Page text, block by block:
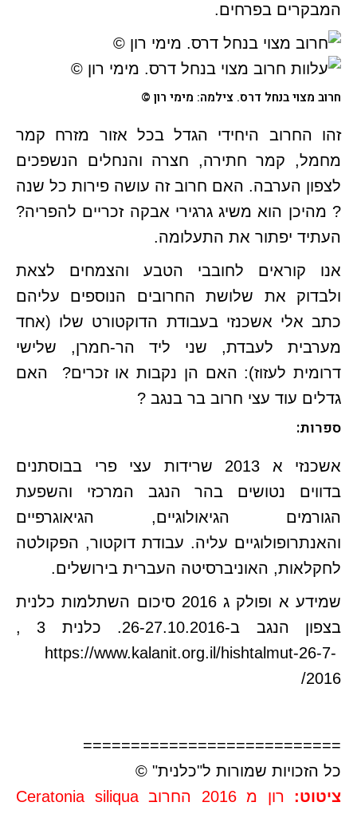
המבקרים בפרחים.
חרוב מצוי בנחל דרס. צילמה: מימי רון ©
זהו החרוב היחידי הגדל בכל אזור מזרח קמר
מחמל, קמר חתירה, חצרה והנחלים הנשפכים
לצפון הערבה. האם חרוב זה עושה פירות כל שנה
? מהיכן הוא משיג גרגירי אבקה זכריים להפריה?
העתיד יפתור את התעלומה.
אנו קוראים לחובבי הטבע והצמחים לצאת
ולבדוק את שלושת החרובים הנוספים עליהם
כתב אלי אשכנזי בעבודת הדוקטורט שלו (אחד
מערבית לעבדת, שני ליד הר-חמרן, שלישי
דרומית לעזוז): האם הן נקבות או זכרים? האם
גדלים עוד עצי חרוב בר בנגב ?
ספרות:
אשכנזי א 2013 שרידות עצי פרי בבוסתנים
בדווים נטושים בהר הנגב המרכזי והשפעת
הגורמים הגיאולוגיים, הגיאוגרפיים
והאנתרופולוגיים עליה. עבודת דוקטור, הפקולטה
לחקלאות, האוניברסיטה העברית בירושלים.
שמידע א ופולק ג 2016 סיכום השתלמות כלנית
בצפון הנגב ב-26-27.10.2016. כלנית 3 ,
https://www.kalanit.org.il/hishtalmut-26-7-
2016/
===========================
כל הזכויות שמורות ל"כלנית" ©
ציטוט:
רון מ 2016 החרוב Ceratonia siliqua